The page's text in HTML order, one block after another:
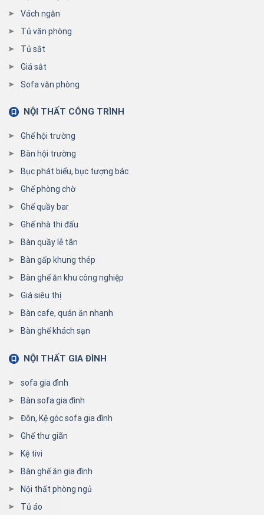
Vách ngăn
Tủ văn phòng
Tủ sắt
Giá sắt
Sofa văn phòng
NỘI THẤT CÔNG TRÌNH
Ghế hội trường
Bàn hội trường
Bục phát biểu, bục tượng bác
Ghế phòng chờ
Ghế quầy bar
Ghế nhà thi đấu
Bàn quầy lễ tân
Bàn gấp khung thép
Bàn ghế ăn khu công nghiệp
Giá siêu thị
Bàn cafe, quán ăn nhanh
Bàn ghế khách sạn
NỘI THẤT GIA ĐÌNH
sofa gia đình
Bàn sofa gia đình
Đôn, Kệ góc sofa gia đình
Ghế thư giãn
Kệ tivi
Bàn ghế ăn gia đình
Nội thất phòng ngủ
Tủ áo